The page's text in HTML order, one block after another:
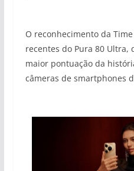
O reconhecimento da
recentes do Pura 80 Ultra,
maior pontuação da
câmeras de smartphones